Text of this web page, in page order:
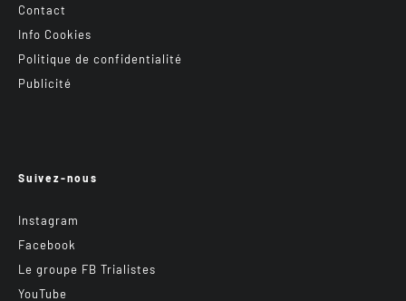
Contact
Info Cookies
Politique de confidentialité
Publicité
Suivez-nous
Instagram
Facebook
Le groupe FB Trialistes
YouTube